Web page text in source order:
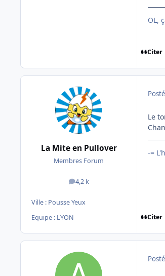
OL,
Citer
La Mite en Pullover
Membres Forum
4,2 k
messages
Ville : Pousse Yeux
Equipe : LYON
Le
-=
Citer